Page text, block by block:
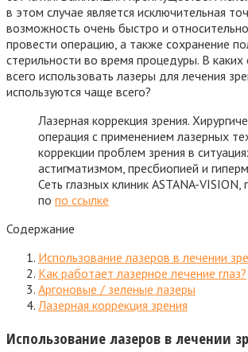
в этом случае является исключительная
возможность очень быстро и
провести операцию, а также сохранение
стерильности во время процедуры. В каких
всего использовать лазеры для лечения
используются чаще всего?
Лазерная коррекция зрения.
операция с применением лазерных
коррекции проблем зрения в
астигматизмом, пресбиопией и
Сеть глазных клиник ASTANA-VISION,
по по ссылке
Содержание
Использование лазеров в лечении
Как работает лазерное лечение глаз?
Аргоновые / зеленые лазеры
Лазерная коррекция зрения
Использование лазеров в лечении